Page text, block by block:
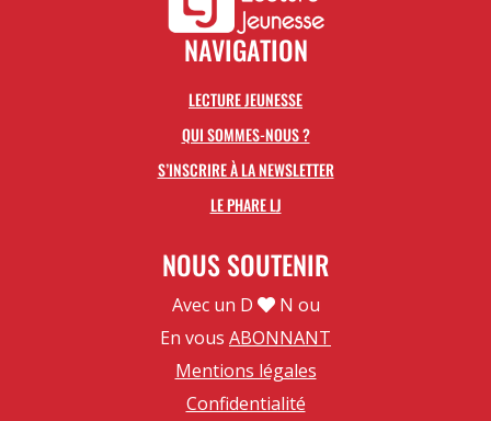
NAVIGATION
LECTURE JEUNESSE
QUI SOMMES-NOUS ?
S’INSCRIRE À LA NEWSLETTER
LE PHARE LJ
NOUS SOUTENIR
Avec un D
N ou
En vous ABONNANT
Mentions légales
Confidentialité